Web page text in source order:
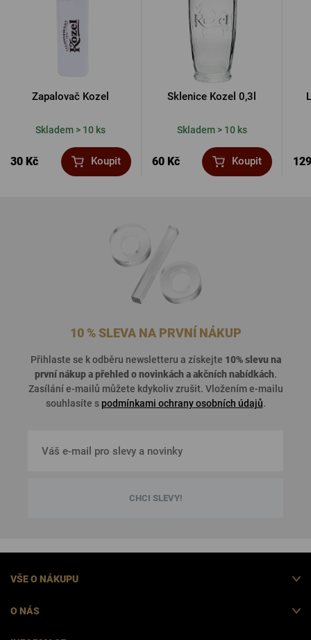
Zapalovač Kozel
Skladem > 10 ks
30 Kč Koupit
Sklenice Kozel 0,3l
Skladem > 10 ks
60 Kč Koupit
10 % SLEVA NA PRVNÍ NÁKUP
Přihlaste se k odběru newsletteru a získejte 10% slevu na
první nákup a přehled o novinkách a akčních nabídkách.
Zasílání e-mailů můžete kdykoliv zrušit. Vložením e-mailu
souhlasíte s podmínkami ochrany osobních údajů.
CHCI SLEVY!
VŠE O NÁKUPU
O NÁS